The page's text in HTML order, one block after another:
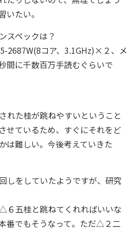
いたい。
スペックは？
2687W(8コア、3.1GHz)×２、メ
間に千数百万手読むぐらいで
た桂が跳ねやすいということ
せているため、すぐにそれをど
は難しい。今後考えていきた
しをしていたようですが、研究
五桂と跳ねてくれればいいな
番でもそうなって。ただ△２二